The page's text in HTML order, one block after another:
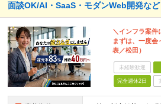
面談OK/AI・SaaS・モダンWeb開発など
＼インフラ案件
まずは、一度会
表／松田）
未経験歓迎
完全週休2日